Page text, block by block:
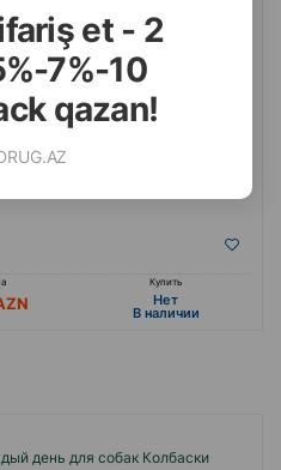
et - 2
7%-10
qazan!
Купить
Hет
B наличии
день для собак Колбаски